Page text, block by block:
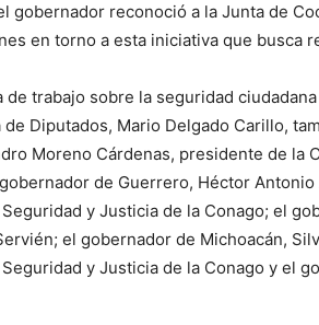
gobernador reconoció a la Junta de
en torno a esta iniciativa que busca
de trabajo sobre la seguridad
de Diputados, Mario Delgado Carillo,
Moreno Cárdenas, presidente de la
de Guerrero, Héctor
y Justicia de la Conago; el
el gobernador de Michoacán,
y Justicia de la Conago y el